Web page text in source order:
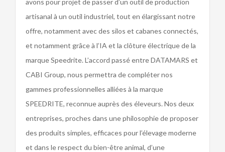
avons pour projet de passer d’un outil de production
artisanal à un outil industriel, tout en élargissant notre
offre, notamment avec des silos et cabanes connectés,
et notamment grâce à l’IA et la clôture électrique de la
marque Speedrite. L’accord passé entre DATAMARS et
CABI Group, nous permettra de compléter nos
gammes professionnelles alliées à la marque
SPEEDRITE, reconnue auprès des éleveurs. Nos deux
entreprises, proches dans une philosophie de proposer
des produits simples, efficaces pour l’élevage moderne
et dans le respect du bien-être animal, d’une